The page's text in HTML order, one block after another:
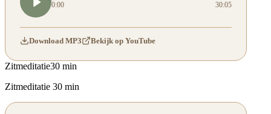
0:00 30:05
Download MP3 Bekijk op YouTube
Zitmeditatie30 min
Zitmeditatie 30 min